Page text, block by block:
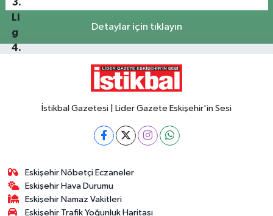
Detaylar için tıklayın
İstikbal Gazetesi | Lider Gazete Eskişehir'in Sesi
Eskişehir Nöbetçi Eczaneler
Eskişehir Hava Durumu
Eskişehir Namaz Vakitleri
Eskişehir Trafik Yoğunluk Haritası